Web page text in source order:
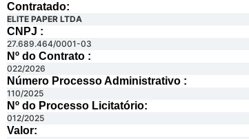
Contratado:
ELITE PAPER LTDA
CNPJ :
27.689.464/0001-03
Nº do Contrato :
022/2026
Número Processo Administrativo :
110/2025
Nº do Processo Licitatório:
012/2025
Valor: